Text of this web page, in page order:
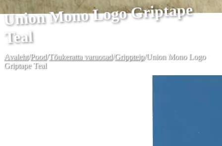
Union Mono Logo Griptape
Teal
Avaleht/Pood/Tõukeratta varuosad/Grippteip/Union Mono Logo
Griptape Teal